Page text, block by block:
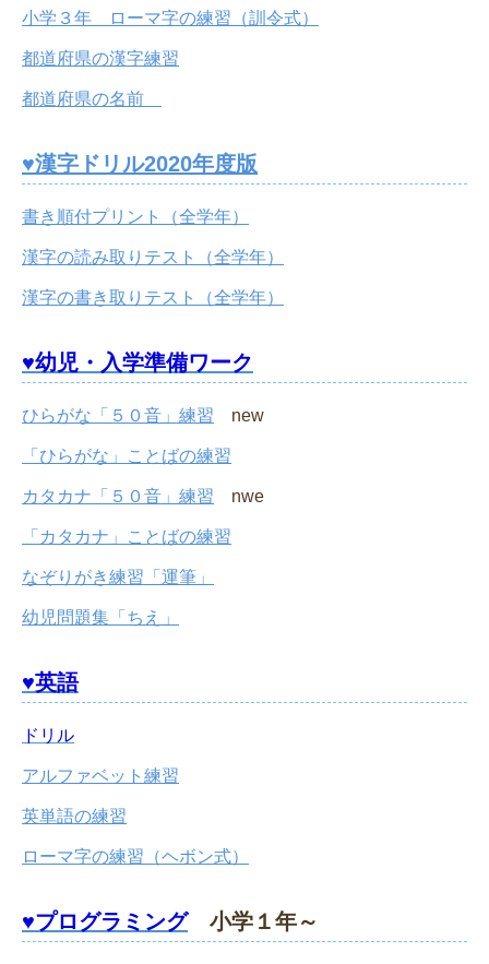
小学３年 ローマ字の練習（訓令式）
都道府県の漢字練習
都道府県の名前
♥漢字ドリル2020年度版
書き順付プリント（全学年）
漢字の読み取りテスト（全学年）
漢字の書き取りテスト（全学年）
♥幼児・入学準備ワーク
ひらがな「５０音」練習 new
「ひらがな」ことばの練習
カタカナ「５０音」練習 nwe
「カタカナ」ことばの練習
なぞりがき練習「運筆」
幼児問題集「ちえ」
♥英語
ドリル
アルファベット練習
英単語の練習
ローマ字の練習（ヘボン式）
♥プログラミング小学１年～